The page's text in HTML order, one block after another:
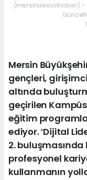
(mersindesonhaber) -
Mersin
gençleri,
altında
geçirilen
eğitim
ediyor. ‘Dijital
2. buluşmasında
profesyonel
kullanmanın